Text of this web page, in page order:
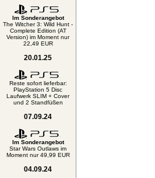
Im Sonderangebot
The Witcher 3: Wild Hunt -
Complete Edition (AT
Version) im Moment nur
22,49 EUR
20.01.25
Reste sofort lieferbar:
PlayStation 5 Disc
Laufwerk SLIM + Cover
und 2 Standfüßen
07.09.24
Im Sonderangebot
Star Wars Outlaws im
Moment nur 49,99 EUR
04.09.24